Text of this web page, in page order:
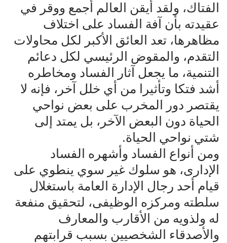
الفتاك، ولقد أيقن العالم أجمع ووقر في
عقيدته بأن آفة الفساد على اختلاف
مظاهرها، تعد العائق الأكبر لكل محاولات
التقدم، والمقوض الرئيسي لكل دعائم
التنمية، ما يجعل آثار الفساد ومخاطره
أشد فتكا وتأثيرا من أي خلل آخر، فإنه لا
يقتصر دور المخرب على بعض نواحي
الحياة دون البعض الآخر، بل يمتد إلى
شتي نواحي الحياة.
ومن أنواع الفساد وأشهره الفساد
الإدارى، هو سلوك غير سوي ينطوي على
قيام أحد رجال الإدارة العامة باستغلال
سلطته ومركزه الوظيفى، لتحقيق منفعة
له ولذويه من الأقارب والمعارف
والأصدقاء الشخصيين بسبب قرابتهم